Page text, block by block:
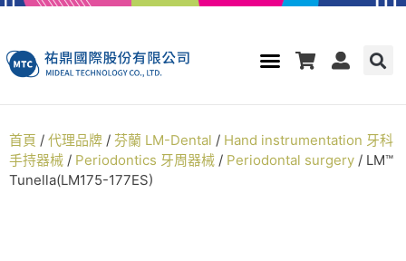
首頁 / 代理品牌 / 芬蘭 LM-Dental / Hand instrumentation 牙科
手持器械 / Periodontics 牙周器械 / Periodontal surgery / LM™
Tunella(LM175-177ES)